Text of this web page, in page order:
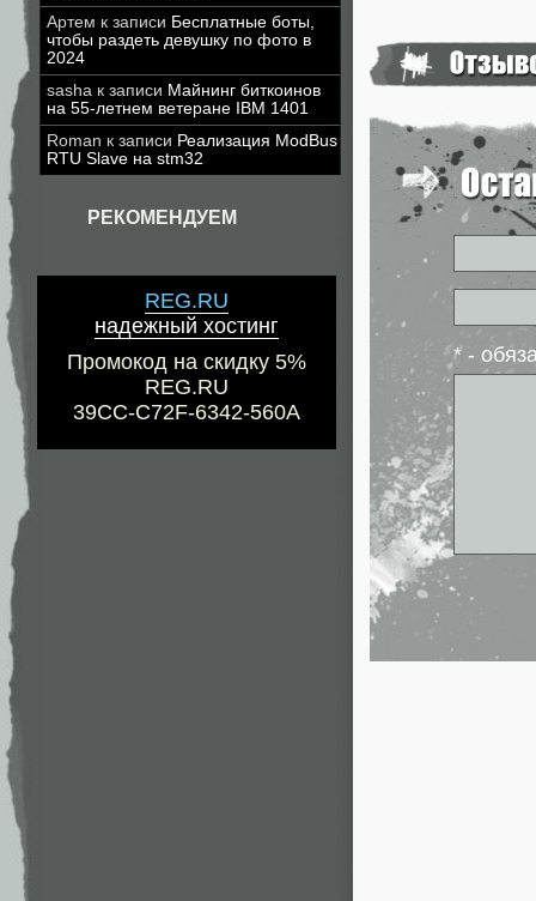
Артем к записи Бесплатные боты,
чтобы раздеть девушку по фото в
2024
sasha к записи Майнинг биткоинов
на 55-летнем ветеране IBM 1401
Roman к записи Реализация ModBus
RTU Slave на stm32
РЕКОМЕНДУЕМ
REG.RU
надежный хостинг
Промокод на скидку 5%
REG.RU
39CC-C72F-6342-560A
* -